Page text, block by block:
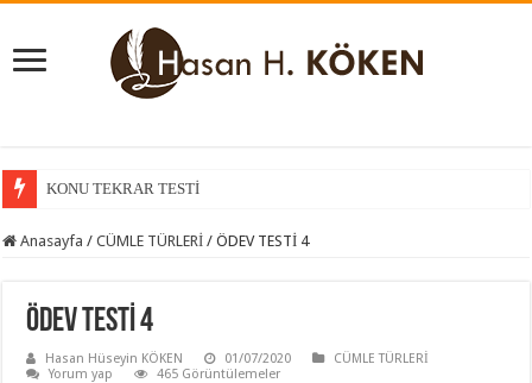
KONU TEKRAR TESTİ
Anasayfa / CÜMLE TÜRLERİ / ÖDEV TESTİ 4
ÖDEV TESTİ 4
Hasan Hüseyin KÖKEN 01/07/2020
CÜMLE TÜRLERİ
Yorum yap
465 Görüntülemeler